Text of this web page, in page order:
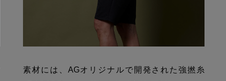
素材には、AGオリジナルで開発された強撚糸